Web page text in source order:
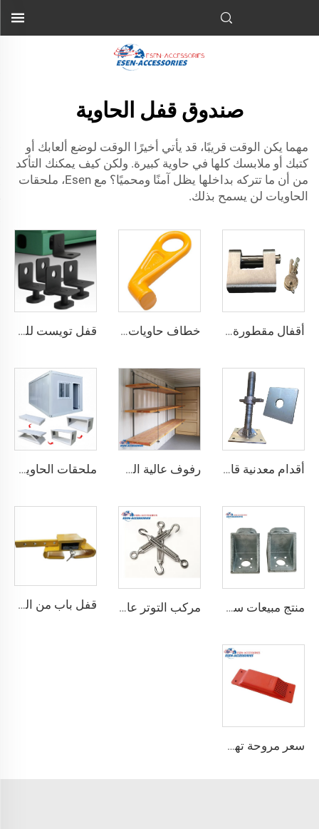
صندوق قفل الحاوية
مهما يكن الوقت قريبًا، قد يأتي أخيرًا الوقت لوضع ألعابك أو
كتبك أو ملابسك كلها في حاوية كبيرة. ولكن كيف يمكنك التأكد
من أن ما تتركه بداخلها يظل آمنًا ومحميًا؟ مع Esen،
ملحقات
الحاويات لن يسمح بذلك.
أقفال مقطورة حاويات الشحن البحري شديدة التحمل من Squire، أقفال أمان عالية الأمان، مقاس قفل للحاويات خطاف حاويات المصنع من النوع المستقيم الأيسر/الأيمن مصنوع من سبائك الفولاذ لرفع الحاويات قفل تويست للحاويات الشحنية ISO من الأسفل ومن الجانب & قفل زاوية لتثبيت البضائع
أقدام معدنية قابلة للتعديل لتسوية حاويات الشحن الثقيلة من 75 مم حتى 260 مم بسعة تحمل 12000 كجم رفوف عالية الجودة لحاويات الشحن تعليق رفوف لحاويات الشحن البحرية ملحقات الحاوية المصنوعة في الصين مستقرة وجودتها عالية، منزل حاوية قابل للطي مسبقاً
منتج مبيعات ساخنة معدات ربط حاوية الزاوية القفل مركب التوتر عالي الجودة القياسية وفقًا لمعيار ISO للحاويات قفل باب من الصلب المقوى درجة أمان أفضل قفل شحن حاوية مع 4 مفاتيح
سعر مروحة تهوية الحاويات مروحة عادم حاويات الشحن